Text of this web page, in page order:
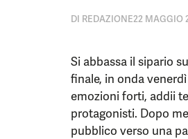
DI REDAZIONE22 MAGGIO
Si abbassa il sipario
finale, in onda
emozioni forti, addii
protagonisti. Dopo
pubblico verso una